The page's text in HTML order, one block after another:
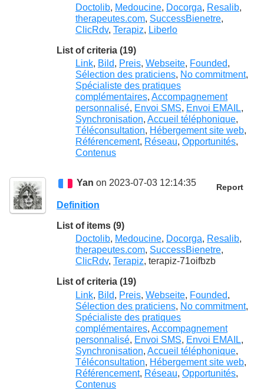
Doctolib, Medoucine, Docorga, Resalib,
therapeutes.com, SuccessBienetre,
ClicRdv, Terapiz, Liberlo
List of criteria (19)
Link, Bild, Preis, Webseite, Founded,
Sélection des praticiens, No commitment,
Spécialiste des pratiques
complémentaires, Accompagnement
personnalisé, Envoi SMS, Envoi EMAIL,
Synchronisation, Accueil téléphonique,
Téléconsultation, Hébergement site web,
Référencement, Réseau, Opportunités,
Contenus
Yan on 2023-07-03 12:14:35 Report
Definition
List of items (9)
Doctolib, Medoucine, Docorga, Resalib,
therapeutes.com, SuccessBienetre,
ClicRdv, Terapiz, terapiz-71oifbzb
List of criteria (19)
Link, Bild, Preis, Webseite, Founded,
Sélection des praticiens, No commitment,
Spécialiste des pratiques
complémentaires, Accompagnement
personnalisé, Envoi SMS, Envoi EMAIL,
Synchronisation, Accueil téléphonique,
Téléconsultation, Hébergement site web,
Référencement, Réseau, Opportunités,
Contenus